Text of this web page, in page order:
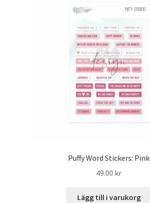
Puffy Word Stickers: Pink
49.00 kr
Lägg till i varukorg